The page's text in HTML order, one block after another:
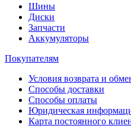
Шины
Диски
Запчасти
Аккумуляторы
Покупателям
Условия возврата и
Способы доставки
Способы оплаты
Юридическая
Карта постоянного